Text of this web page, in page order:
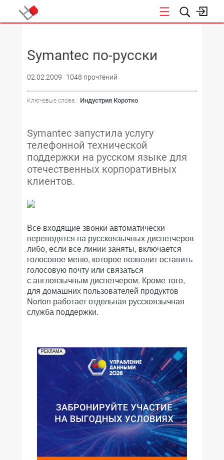
Symantec по-русски
02.02.2009 1048 прочтений
Ключевые слова : Индустрия Коротко
Symantec запустила услугу
телефонной технической
поддержки на русском языке для
отечественных корпоративных
клиентов.
Все входящие звонки автоматически
переводятся на русскоязычных диспетчеров
либо, если все линии заняты, включается
голосовое меню, которое позволит оставить
голосовую почту или связаться
с англоязычным диспетчером. Кроме того,
для домашних пользователей продуктов
Norton работает отдельная русскоязычная
служба поддержки.
РЕКЛАМА